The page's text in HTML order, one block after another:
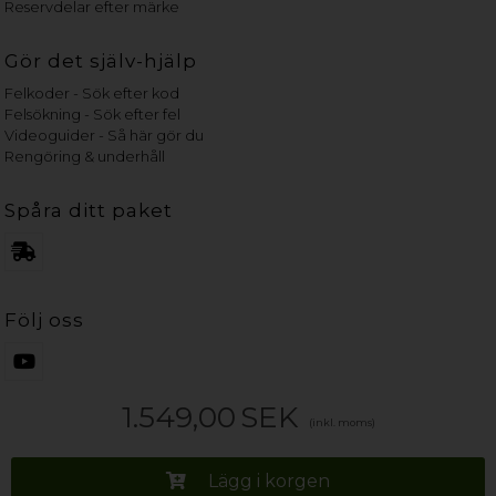
1.549,00 SEK (inkl. moms)
Lägg i korgen
Reservdelar efter märke
Gör det själv-hjälp
Felkoder - Sök efter kod
Felsökning - Sök efter fel
Videoguider - Så här gör du
Rengöring & underhåll
Spåra ditt paket
Följ oss